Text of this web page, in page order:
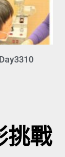
挑戰